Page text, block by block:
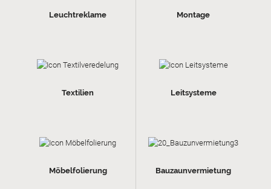
Leuchtreklame Montage
Textilien Leitsysteme
Möbelfolierung Bauzaunvermietung